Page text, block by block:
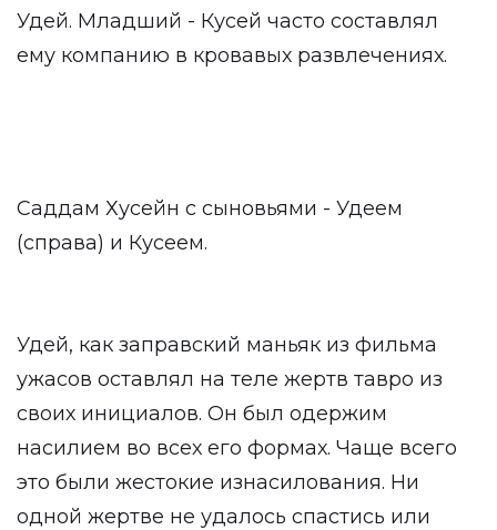
Удей. Младший - Кусей часто составлял
ему компанию в кровавых развлечениях.
Саддам Хусейн с сыновьями - Удеем
(справа) и Кусеем.
Удей, как заправский маньяк из фильма
ужасов оставлял на теле жертв тавро из
своих инициалов. Он был одержим
насилием во всех его формах. Чаще всего
это были жестокие изнасилования. Ни
одной жертве не удалось спастись или